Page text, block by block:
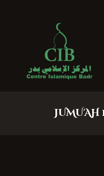
Centre
Accueil
À propos
Services